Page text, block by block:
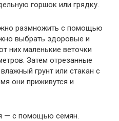
горшок или грядку.
размножить с помощью
выбрать здоровые и
них маленькие веточки
Затем отрезанные
грунт или стакан с
они приживутся и
— с помощью семян.